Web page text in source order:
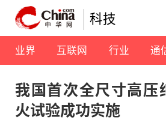
科技
业界 互联网 行业 通
我国首次全尺寸高压
火试验成功实施